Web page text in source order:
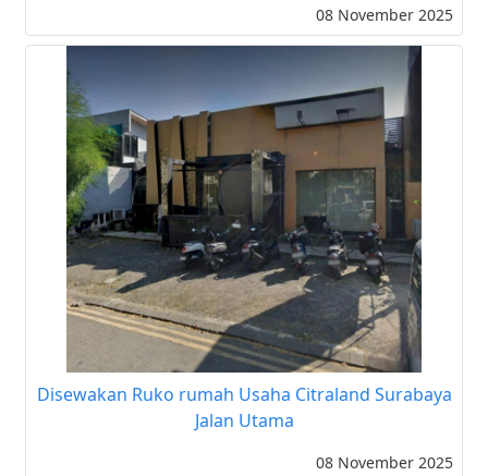
08 November 2025
Disewakan Ruko rumah Usaha Citraland Surabaya
Jalan Utama
08 November 2025